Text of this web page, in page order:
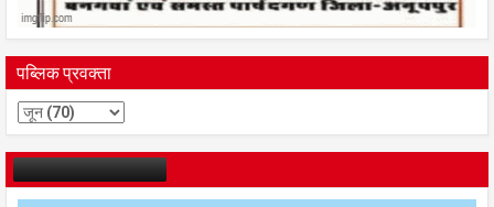
पब्लिक प्रवक्ता